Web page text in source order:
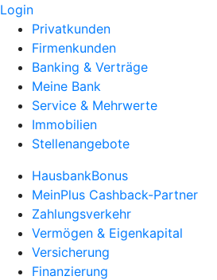
Login
Privatkunden
Firmenkunden
Banking & Verträge
Meine Bank
Service & Mehrwerte
Immobilien
Stellenangebote
HausbankBonus
MeinPlus Cashback-Partner
Zahlungsverkehr
Vermögen & Eigenkapital
Versicherung
Finanzierung